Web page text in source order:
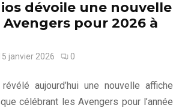
dévoile une nouvelle
pour 2026 à
janvier 2026 0
aujourd’hui une nouvelle affiche
célébrant les Avengers pour l’année